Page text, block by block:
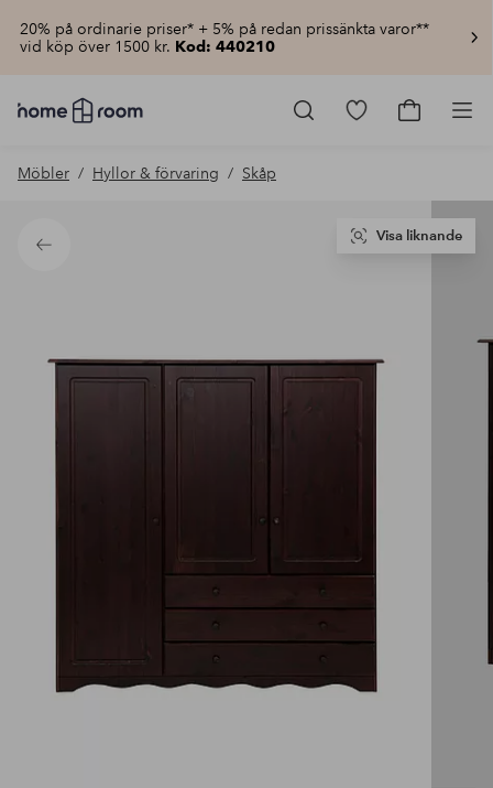
20% på ordinarie priser* + 5% på redan prissänkta varor**
vid köp över 1500 kr. Kod: 440210
Homeroom
–
hemmet
pris
Gå
Gå
Möbler Hyllor & förvaring Skåp
Tillbaka
Visa liknande